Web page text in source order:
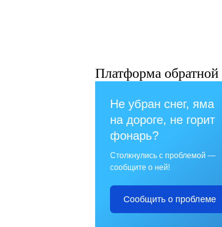
Платформа обратной
Не убран снег, яма
на дороге, не горит
фонарь?
Столкнулись с проблемой —
сообщите о ней!
Сообщить о проблеме